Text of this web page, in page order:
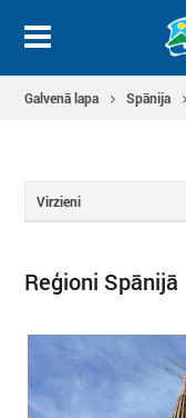
Galvenā lapa Spānija
Virzieni
Reģioni Spānijā